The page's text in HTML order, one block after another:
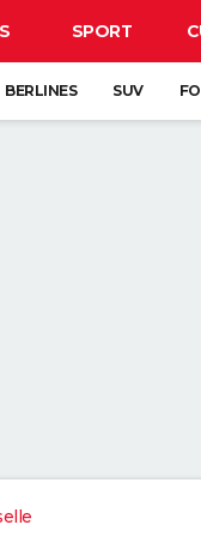
SPORT
BERLINES SUV